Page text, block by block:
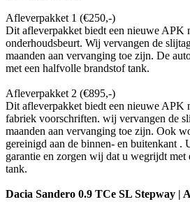
Afleverpakket 1 (€250,-)
Dit afleverpakket biedt een nieuwe APK
onderhoudsbeurt. Wij vervangen de
maanden aan vervanging toe zijn. De
met een halfvolle brandstof tank.
Afleverpakket 2 (€895,-)
Dit afleverpakket biedt een nieuwe APK
fabriek voorschriften. wij vervangen de
maanden aan vervanging toe zijn. Ook
gereinigd aan de binnen- en buitenkant .
garantie en zorgen wij dat u wegrijdt
tank.
Dacia Sandero 0.9 TCe SL Stepway |